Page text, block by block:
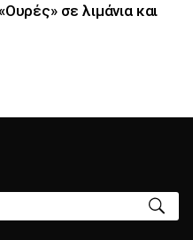
σε λιμάνια και